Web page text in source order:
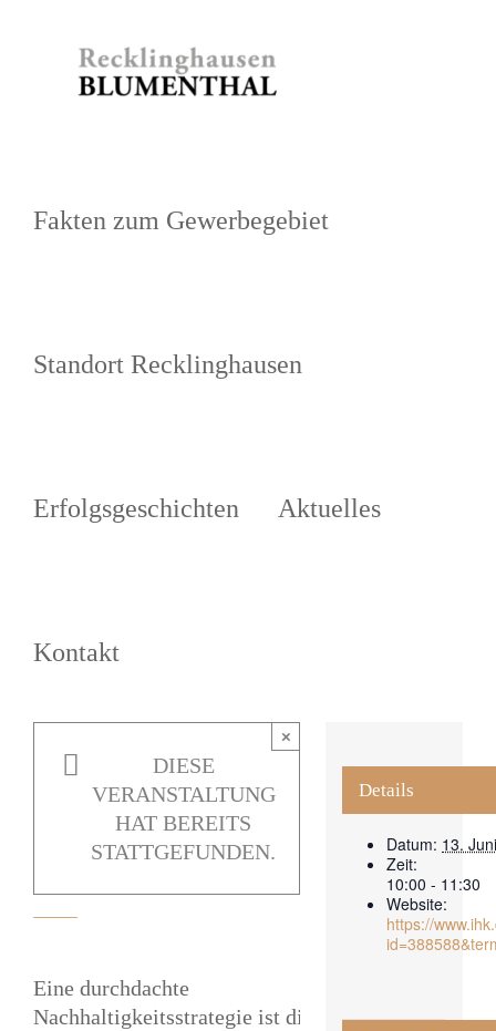
Fakten zum Gewerbegebiet
Standort Recklinghausen
Erfolgsgeschichten Aktuelles
Kontakt
DIESE
VERANSTALTUNG
HAT BEREITS
STATTGEFUNDEN.
×
Nachhaltigkeitsstrategie
Juni
2023
Eine durchdachte
Nachhaltigkeitsstrategie ist die
Details
Datum: 13.
Zeit:
10:00 - 11:30
Website:
https://